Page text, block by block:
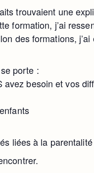
trouvaient une
formation, j’ai
des formations,
porte :
avez besoin et vos
liées à la parentalité